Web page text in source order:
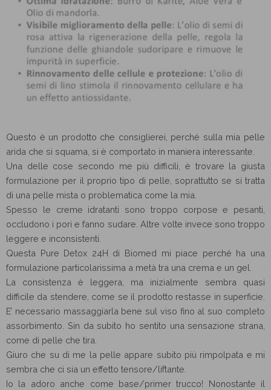
Questo è un prodotto che consiglierei, perché sulla mia pelle
arida che si squama, si è comportato in maniera interessante.
Una delle cose secondo me più difficili, è trovare la giusta
formulazione per il proprio tipo di pelle, soprattutto se si tratta
di una pelle mista o problematica come la mia.
Spesso le creme idratanti sono troppo corpose e pesanti,
occludono i pori e fanno sudare. Altre volte invece sono troppo
leggere e inconsistenti.
Questa Pure Detox 24H di Biomed mi piace perché ha una
formulazione particolarissima a metà tra una crema e un gel.
La consistenza è leggera, ma inizialmente sembra quasi
difficile da stendere, come se il prodotto restasse in superficie.
E’ necessario massaggiarla bene sul viso fino al suo completo
assorbimento. Sin da subito ho sentito una sensazione strana,
come di pelle che tira.
Giuro che su di me la pelle appare subito più rimpolpata e mi
sembra che ci sia un effetto tensore/liftante.
Io la adoro anche come base/primer trucco! Nonostante il